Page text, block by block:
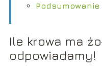
Podsumowanie
Ile krowa ma
odpowiadamy!